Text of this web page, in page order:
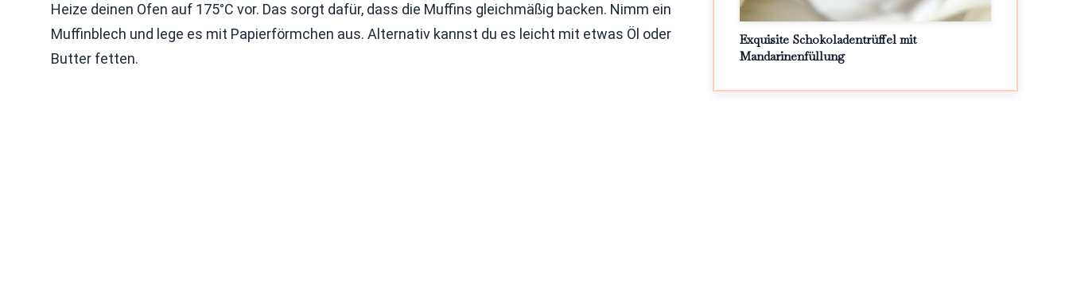
Heize deinen Ofen auf 175°C vor. Das sorgt dafür, dass die Muffins gleichmäßig backen. Nimm ein
Muffinblech und lege es mit Papierförmchen aus. Alternativ kannst du es leicht mit etwas Öl oder
Butter fetten.
Exquisite Schokoladentrüffel mit
Mandarinenfüllung